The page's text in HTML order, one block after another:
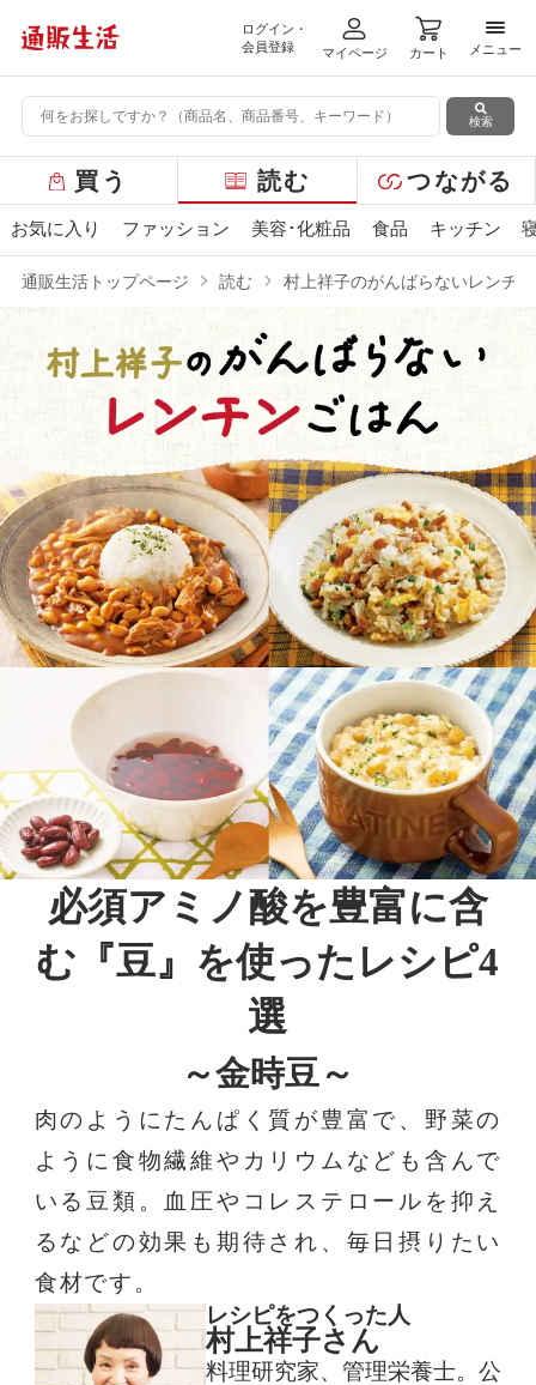
ログイン・
会員登録
マイページ カート
メニ
メニュー
検索
ー
バ
買う 読む つながる
お気に入り ファッション 美容･化粧品 食品 キッチン
通販生活トップページ 読む 村上祥子のがんばらないレンチ
必須アミノ酸を豊富に含
む『豆』を使ったレシピ4
選
～金時豆～
肉のようにたんぱく質が豊富で、野菜の
ように食物繊維やカリウムなども含んで
いる豆類。血圧やコレステロールを抑え
るなどの効果も期待され、毎日摂りたい
食材です。
レシピをつくった人
村上祥子さん
料理研究家、管理栄養士。公